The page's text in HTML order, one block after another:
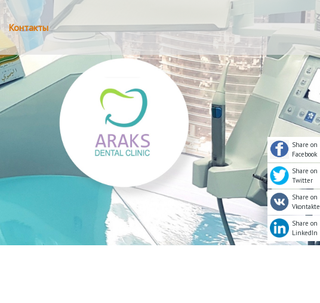
Контакты
Share on
Facebook
Share on
Twitter
Share on
Vkontakte
Share on
LinkedIn